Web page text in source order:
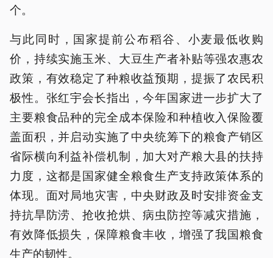
个。
与此同时，国家提前公布稻谷、小麦最低收购
价，持续实施玉米、大豆生产者补贴等强农惠农
政策，有效稳定了种粮收益预期，提振了农民积
极性。张红宇会长指出，今年国家进一步扩大了
主要粮食品种的完全成本保险和种植收入保险覆
盖面积，并启动实施了中央统筹下的粮食产销区
省际横向利益补偿机制，加大对产粮大县的扶持
力度，这都是国家健全粮食生产支持政策体系的
体现。面对局地灾害，中央财政及时安排资金支
持抗旱防涝、抢收抢烘、病虫防控等减灾措施，
有效降低损失，保障粮食丰收，增强了我国粮食
生产的韧性。